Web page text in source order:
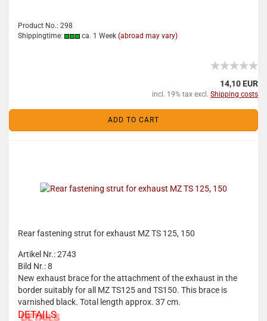
Product No.: 298
Shippingtime:
ca. 1 Week (abroad may vary)
14,10 EUR
incl. 19% tax excl. Shipping costs
ADD TO CART
Rear fastening strut for exhaust MZ TS 125, 150
Artikel Nr.: 2743
Bild Nr.: 8
New exhaust brace for the attachment of the exhaust in the
border suitably for all MZ TS125 and TS150. This brace is
varnished black. Total length approx. 37 cm.
DETAILS